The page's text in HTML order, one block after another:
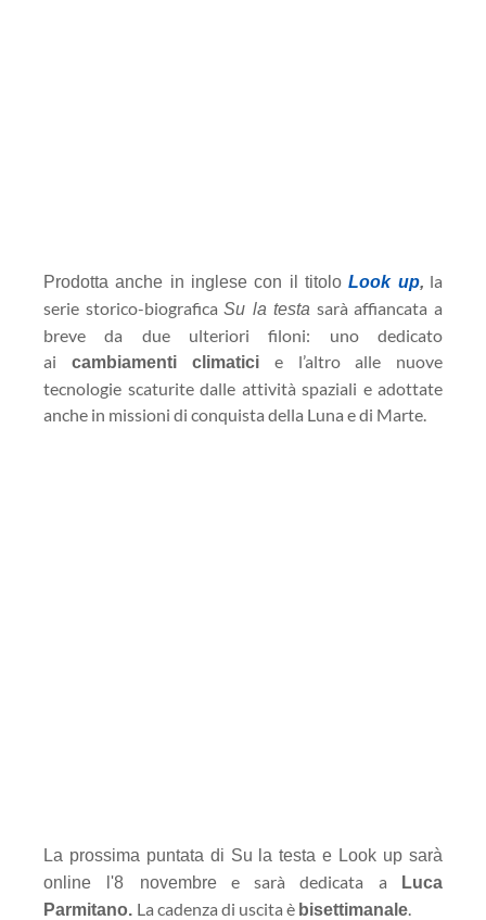
Prodotta anche in inglese con il titoloLook up, la
serie storico-biograficaSu la testa sarà affiancata a
breve da due ulteriori filoni: uno dedicato
ai cambiamenti climatici e l’altro alle nuove
tecnologie scaturite dalle attività spaziali e adottate
anche in missioni di conquista della Luna e di Marte.
La prossima puntata di Su la testa e Look up sarà
online l'8 novembree sarà dedicata a
Luca
Parmitano. La cadenza di uscita è bisettimanale